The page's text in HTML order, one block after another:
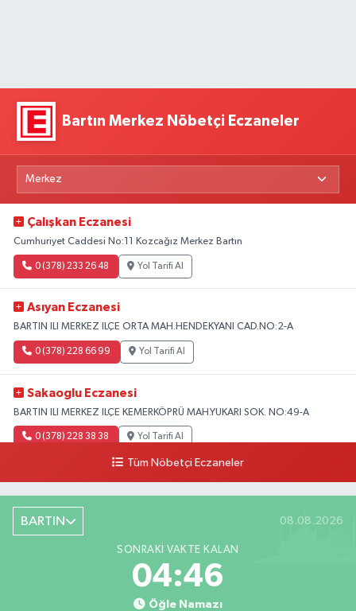
Bartın Merkez Nöbetçi Eczaneler
Çalışkan Eczanesi
Cumhuriyet Caddesi No:11 Kozcağız Merkez Bartın
0 (378) 233 26 48 Yol Tarifi Al
Asıyan Eczanesi
BARTIN ILI MERKEZ ILÇE ORTA MAH.HENDEKYANI CAD.NO:2-A
0 (378) 228 66 99 Yol Tarifi Al
Sakaoglu Eczanesi
BARTIN ILI MERKEZ ILÇE KEMERKÖPRÜ MAH.YUKARI SOK. NO:49-A
0 (378) 228 38 38 Yol Tarifi Al
Tüm Nöbetçi Eczaneler
BARTIN 08.08.2026
SONRAKI VAKTE KALAN
04:45
Öğle Namazı